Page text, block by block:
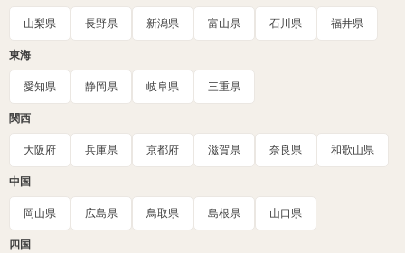
山梨県 長野県 新潟県 富山県 石川県 福井県
東海
愛知県 静岡県 岐阜県 三重県
関西
大阪府 兵庫県 京都府 滋賀県 奈良県 和歌山県
中国
岡山県 広島県 鳥取県 島根県 山口県
四国